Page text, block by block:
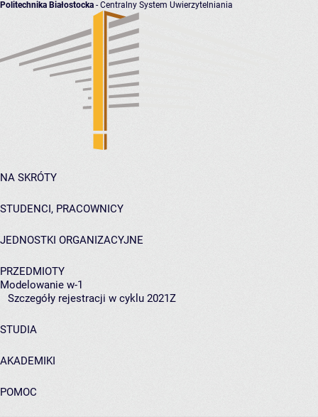
Politechnika Białostocka - Centralny System Uwierzytelniania
NA SKRÓTY
STUDENCI, PRACOWNICY
JEDNOSTKI ORGANIZACYJNE
PRZEDMIOTY
Modelowanie w-1
Szczegóły rejestracji w cyklu 2021Z
STUDIA
AKADEMIKI
POMOC